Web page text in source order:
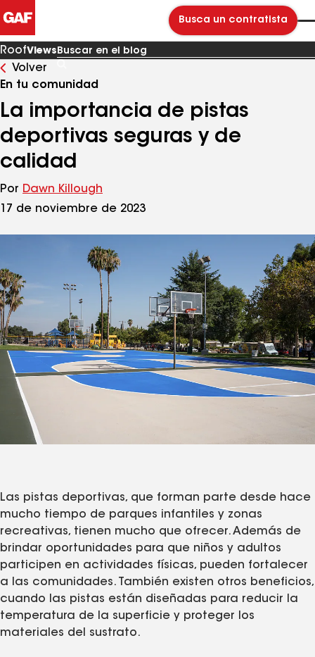
Busca un contratista
RoofViews
en
blog
Volver
En tu comunidad
La importancia de pistas
deportivas seguras y de
calidad
Por Dawn Killough
17 de noviembre de 2023
Las pistas deportivas, que forman parte desde hace
mucho tiempo de parques infantiles y zonas
recreativas, tienen mucho que ofrecer. Además de
brindar oportunidades para que niños y adultos
participen en actividades físicas, pueden fortalecer
a las comunidades. También existen otros beneficios,
cuando las pistas están diseñadas para reducir la
temperatura de la superficie y proteger los
materiales del sustrato.